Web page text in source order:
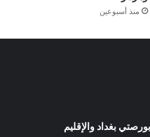
منذ أسبوعين
بغداد والإقليم